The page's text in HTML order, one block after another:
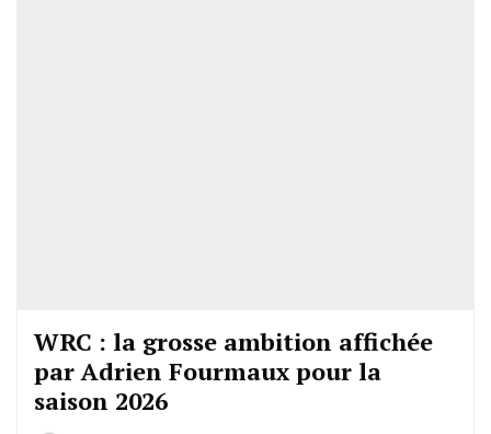
WRC : la grosse ambition affichée
par Adrien Fourmaux pour la
saison 2026